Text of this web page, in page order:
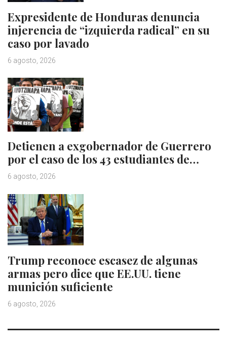
Expresidente de Honduras denuncia
injerencia de “izquierda radical” en su
caso por lavado
6 agosto, 2026
Detienen a exgobernador de Guerrero
por el caso de los 43 estudiantes de…
6 agosto, 2026
Trump reconoce escasez de algunas
armas pero dice que EE.UU. tiene
munición suficiente
6 agosto, 2026